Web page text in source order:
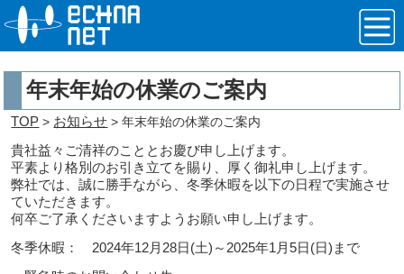
年末年始の休業のご案内
TOP > お知らせ > 年末年始の休業のご案内
貴社益々ご清祥のこととお慶び申し上げます。
平素より格別のお引き立てを賜り、厚く御礼申し上げます。
弊社では、誠に勝手ながら、冬季休暇を以下の日程で実施させ
ていただきます。
何卒ご了承くださいますようお願い申し上げます。
冬季休暇： 2024年12月28日(土)～2025年1月5日(日)まで